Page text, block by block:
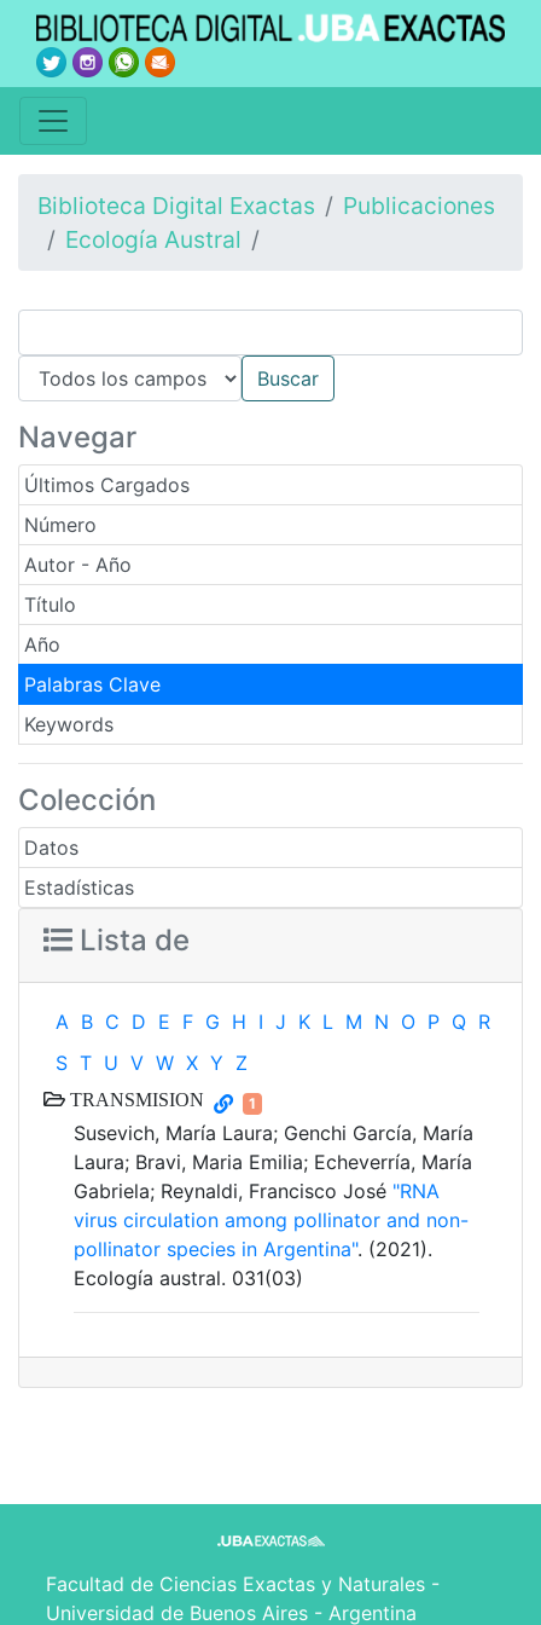
Biblioteca Digital Exactas
Publicaciones
Ecología Austral
Navegar
Últimos Cargados
Número
Autor - Año
Título
Año
Palabras Clave
Keywords
Colección
Datos
Estadísticas
Lista de
A B C D E F G H I J K L M N O P Q R
S T U V W X Y Z
TRANSMISION 1
Susevich, María Laura; Genchi García, María
Laura; Bravi, Maria Emilia; Echeverría, María
Gabriela; Reynaldi, Francisco José "RNA
virus circulation among pollinator and non-
pollinator species in Argentina". (2021).
Ecología austral. 031(03)
Facultad de Ciencias Exactas y Naturales -
Universidad de Buenos Aires - Argentina